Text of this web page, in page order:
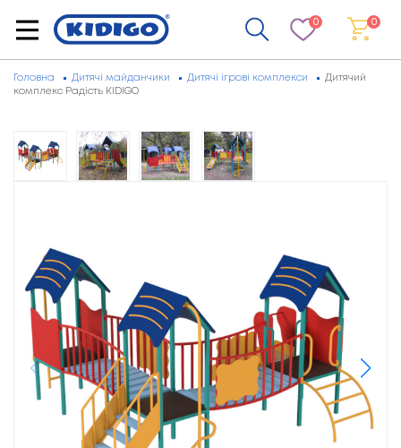
0 0
Головна Дитячі майданчики Дитячі ігрові комплекси
Дитячий
комплекс Радість KIDIGO